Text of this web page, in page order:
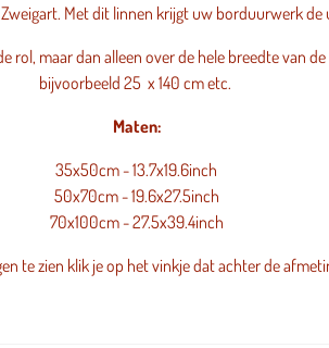
Met dit linnen krijgt uw borduurwerk de
rol, maar dan alleen over de hele breedte van
bijvoorbeeld 25 x 140 cm etc.
Maten:
35x50cm - 13.7x19.6inch
50x70cm - 19.6x27.5inch
70x100cm - 27.5x39.4inch
te zien klik je op het vinkje dat achter de